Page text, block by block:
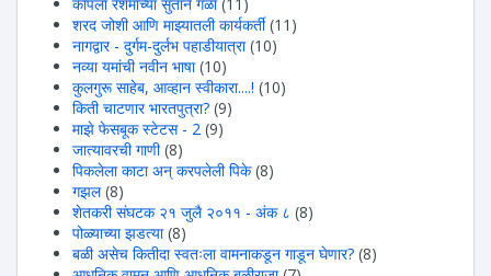
शरद जोशी आणि माझ्यातली कार्यकर्ती (11)
नागद्वार - दुर्गम-दुर्लभ पहाडीयात्रा (10)
नव्या यमांची नवीन भाषा (10)
कुलगुरू साहेब, आव्हान स्वीकारा....! (10)
किती चाटणार भारतपुत्रा? (9)
माझे फेसबूक स्टेटस - 2 (9)
जात्यावरची गाणी (8)
पिकलेला काटा अन् करपलेली पिके (8)
गझल (8)
शेतकरी संघटक २१ जुलै २०११ - अंक ८ (8)
पोळ्याच्या झडत्या (8)
बळी असेच कितीदा स्वतःला वामनाकडून गाडून घेणार? (8)